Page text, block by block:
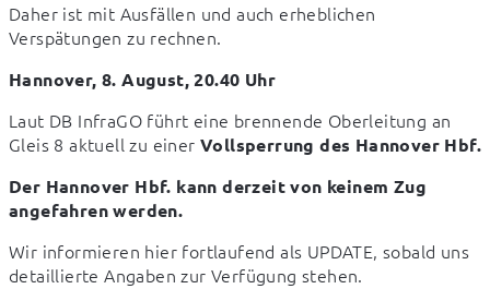
Daher ist mit Ausfällen und auch erheblichen
Verspätungen zu rechnen.
Hannover, 8. August, 20.40 Uhr
Laut DB InfraGO führt eine brennende Oberleitung an
Gleis 8 aktuell zu einer Vollsperrung des Hannover Hbf.
Der Hannover Hbf. kann derzeit von keinem Zug
angefahren werden.
Wir informieren hier fortlaufend als UPDATE, sobald uns
detaillierte Angaben zur Verfügung stehen.